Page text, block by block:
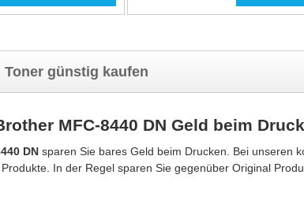
Toner günstig kaufen
MFC-8440 DN Geld beim
DN sparen Sie bares Geld beim Drucken. Bei unseren
In der Regel sparen Sie gegenüber Original